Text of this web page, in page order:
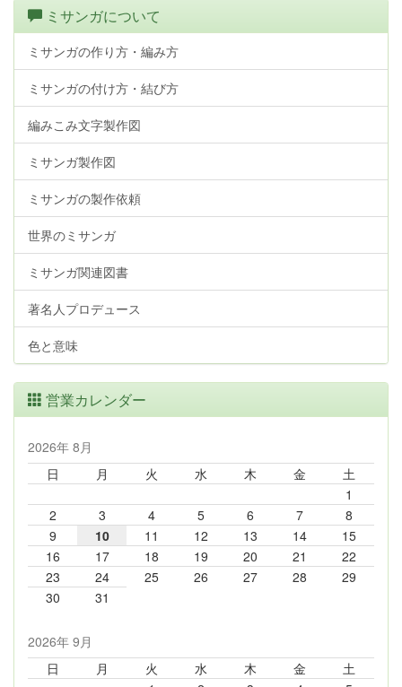
ミサンガについて
ミサンガの作り方・編み方
ミサンガの付け方・結び方
編みこみ文字製作図
ミサンガ製作図
ミサンガの製作依頼
世界のミサンガ
ミサンガ関連図書
著名人プロデュース
色と意味
営業カレンダー
2026年 8月
日
月 火 水 木 金
土
1
2
3 4 5 6 7
8
9
10 11 12 13 14
15
16
17 18 19 20 21
22
23
24 25 26 27 28
29
30
31
2026年 9月
日
月 火 水 木 金
土